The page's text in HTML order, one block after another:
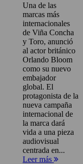
Una de las
marcas más
internacionales
de Viña Concha
y Toro, anunció
al actor británico
Orlando Bloom
como su nuevo
embajador
global. El
protagonista de la
nueva campaña
internacional de
la marca dará
vida a una pieza
audiovisual
centrada en...
Leer más